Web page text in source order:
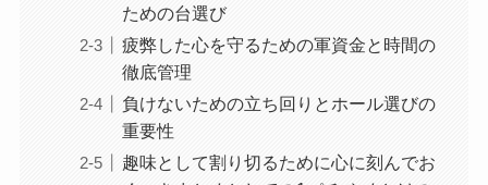
ための台選び
疲弊した心を守るための軍資金と時間の
徹底管理
負けないための立ち回りとホール選びの
重要性
趣味として割り切るために心に刻んでお